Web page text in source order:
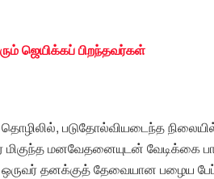
ஜெயிக்கப் பிறந்தவர்கள்
படுதோல்வியடைந்த
மனவேதனையுடன் வேடிக்கை
தனக்குத் தேவையான பழைய